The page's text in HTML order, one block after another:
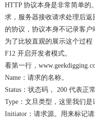
HTTP 协议本身是非常简单的
求，服务器接收请求处理后
的协议，协议本身不记录客户
为了比较直观的展示这个过
F12 开启开发者模式。
看第一行，
Name：请求的名称。
Status：状态码， 200 代表正
Type：文旦类型，这里我们是
Initiator：请求源。用来标记